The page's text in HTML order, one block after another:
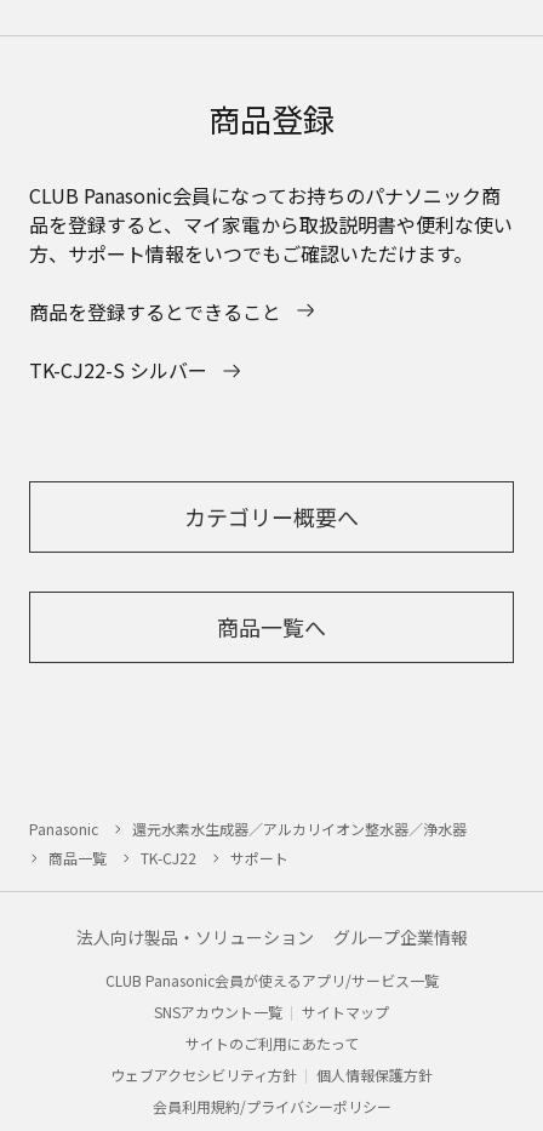
商品登録
CLUB Panasonic会員になってお持ちのパナソニック商
品を登録すると、マイ家電から取扱説明書や便利な使い
方、サポート情報をいつでもご確認いただけます。
商品を登録するとできること
TK-CJ22-S シルバー
カテゴリー概要へ
商品一覧へ
Panasonic
還元水素水生成器／アルカリイオン整水器／浄水器
商品一覧
TK-CJ22 サポート
法人向け製品・ソリューション グループ企業情報
CLUB Panasonic会員が使えるアプリ/サービス一覧
SNSアカウント一覧
サイトマップ
サイトのご利用にあたって
ウェブアクセシビリティ方針
個人情報保護方針
会員利用規約/プライバシーポリシー